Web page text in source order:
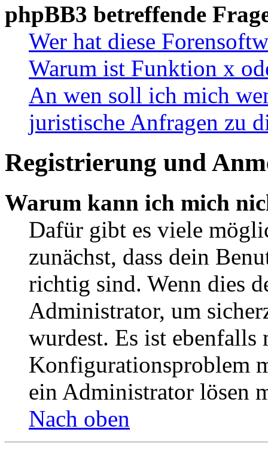
phpBB3 betreffende
Wer hat diese
Warum ist Funktion x
An wen soll ich mich
juristische Anfragen zu
Registrierung und
Warum kann ich mich
Dafür gibt es viele
zunächst, dass dein
richtig sind. Wenn dies
Administrator, um
wurdest. Es ist ebenfalls
Konfigurationsproblem
ein Administrator lösen
Nach oben